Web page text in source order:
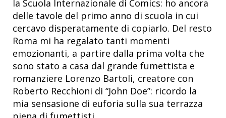
la Scuola Internazionale di Comics: ho ancora
delle tavole del primo anno di scuola in cui
cercavo disperatamente di copiarlo. Del resto
Roma mi ha regalato tanti momenti
emozionanti, a partire dalla prima volta che
sono stato a casa dal grande fumettista e
romanziere Lorenzo Bartoli, creatore con
Roberto Recchioni di “John Doe”: ricordo la
mia sensasione di euforia sulla sua terrazza